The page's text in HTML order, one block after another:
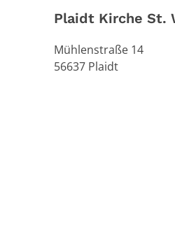
Plaidt Kirche St.
Mühlenstraße 14
56637 Plaidt